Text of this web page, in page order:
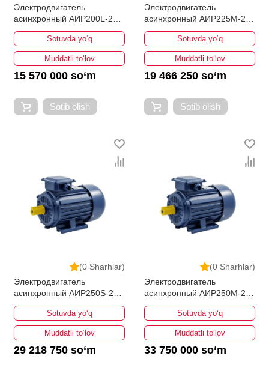
Электродвигатель
асинхронный АИР200L-2
45кВт 3000об/мин
Sotuvda yo‘q
Muddatli to‘lov
15 570 000 so‘m
Sotib olish
Электродвигатель
асинхронный АИР225M-2
55кВт 3000об/мин
Sotuvda yo‘q
Muddatli to‘lov
19 466 250 so‘m
Sotib olish
(0 Sharhlar)
Электродвигатель
асинхронный АИР250S-2
75кВт 3000об/мин
Sotuvda yo‘q
Muddatli to‘lov
29 218 750 so‘m
(0 Sharhlar)
Электродвигатель
асинхронный АИР250M-2
90кВт 3000об/мин
Sotuvda yo‘q
Muddatli to‘lov
33 750 000 so‘m